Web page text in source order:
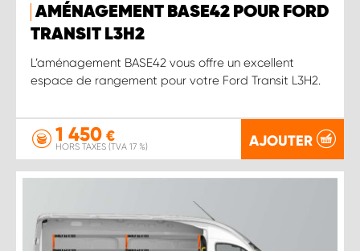
AMÉNAGEMENT BASE42 POUR FORD
TRANSIT L3H2
L’aménagement BASE42 vous offre un excellent
espace de rangement pour votre Ford Transit L3H2.
1 450 €
HORS TAXES (TVA 17 %) AJOUTER